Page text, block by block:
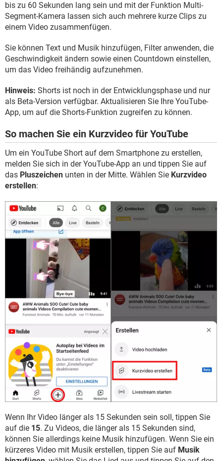
bis zu 60 Sekunden lang sein und mit der Funktion Multi-
Segment-Kamera lassen sich auch mehrere kurze Clips zu
einem Video zusammenfügen.
Sie können Text und Musik hinzufügen, Filter anwenden, die
Geschwindigkeit ändern sowie einen Countdown einstellen,
um das Video freihändig aufzunehmen.
Hinweis: Shorts ist noch in der Entwicklungsphase und nur
als Beta-Version verfügbar. Aktualisieren Sie Ihre YouTube-
App, um auf die Shorts-Funktion zugreifen zu können.
So machen Sie ein Kurzvideo für YouTube
Um ein YouTube Short auf dem Smartphone zu erstellen,
melden Sie sich in der YouTube-App an und tippen Sie auf
das Pluszeichen unten in der Mitte. Wählen Sie Kurzvideo
erstellen:
Wenn Ihr Video länger als 15 Sekunden sein soll, tippen Sie
auf die 15. Zu Videos, die länger als 15 Sekunden sind,
können Sie allerdings keine Musik hinzufügen. Wenn Sie ein
kürzeres Video mit Musik erstellen, tippen Sie auf Musik